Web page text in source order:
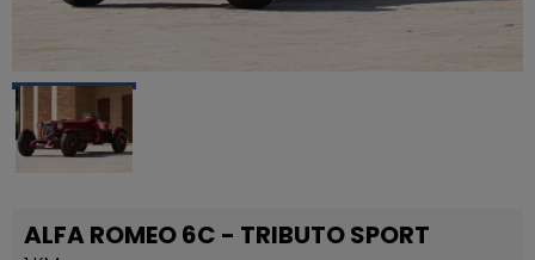
ALFA ROMEO 6C - TRIBUTO SPORT